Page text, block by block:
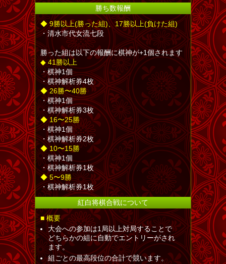
勝ち数報酬
◆ 9勝以上(勝った組)、17勝以上(負けた組)
・清水市代女流七段
勝った組は以下の報酬に棋神が+1個されます
◆ 41勝以上
・棋神1個
・棋神解析券4枚
◆ 26勝〜40勝
・棋神1個
・棋神解析券3枚
◆ 16〜25勝
・棋神1個
・棋神解析券2枚
◆ 10〜15勝
・棋神1個
・棋神解析券1枚
◆ 5〜9勝
・棋神解析券1枚
紅白将棋合戦について
■ 概要
大会への参加は1局以上対局することで
どちらかの組に自動でエントリーがされ
ます。
組ごとの最高段位の合計で競います。